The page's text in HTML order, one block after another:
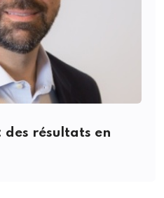
des résultats en